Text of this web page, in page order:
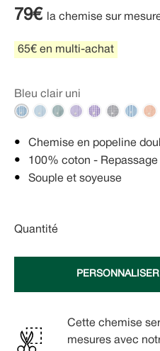
79€ la chemise sur
65€ en multi-achat
Bleu clair uni
Chemise en popeline
100% coton -
Souple et soyeuse
Quantité
Cette chemise
mesures avec